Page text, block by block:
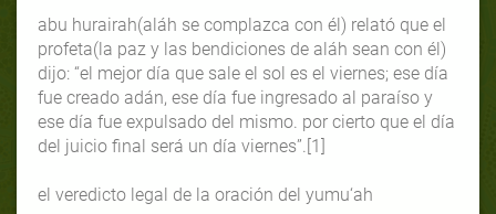
abu hurairah(aláh se complazca con él) relató que el
profeta(la paz y las bendiciones de aláh sean con él)
dijo: “el mejor día que sale el sol es el viernes; ese día
fue creado adán, ese día fue ingresado al paraíso y
ese día fue expulsado del mismo. por cierto que el día
del juicio final será un día viernes”.[1]
el veredicto legal de la oración del yumu‘ah